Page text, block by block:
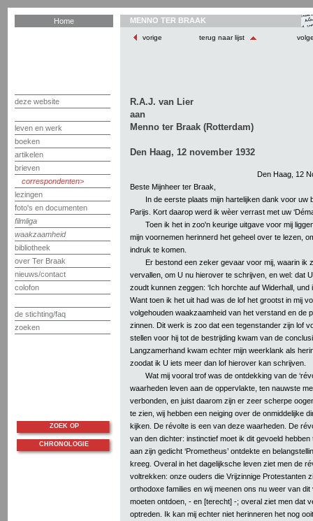
Home
deze website
leven en werk
boeken
artikelen
brieven
correspondenten
lezingen
foto's en documenten
filmliga
waakzaamheid
bibliotheek
over Ter Braak
nieuws/contact
colofon
de stichting/faq
zoeken
MENNO TER BRAAK
vorige terug naar lijst
R.A.J. van Lier
aan
Menno ter Braak (Rotterdam)
Den Haag, 12 november 1932
Den Haag, 12
Beste Mijnheer ter Braak,
In de eerste plaats mijn hartelijken dank voor uw
Parijs. Kort daarop werd ik wèer verrast met uw
Toen ik het in zoo'n keurige uitgave voor mij
mijn voornemen herinnerd het geheel over te lezen,
indruk te komen.
Er bestond een zeker gevaar voor mij, waarin ik
vervallen, om U nu hierover te schrijven, en wel: dat
zoudt kunnen zeggen: ‘Ich horchte auf Widerhall, und
Want toen ik het uit had was de lof het grootst in mij
volgehouden waakzaamheid van het verstand en de
zinnen. Dit werk is zoo dat een tegenstander zijn lof
stellen voor hij tot de bestrijding kwam van de
Langzamerhand kwam echter mijn weerklank als
zoodat ik U iets meer dan lof hierover kan schrijven.
Wat mij vooral trof was de ontdekking van de
waarheden leven aan de oppervlakte, ten nauwste
verbonden, en juist daarom zijn er zeer scherpe
te zien, wij hebben een neiging over de onmiddelijke
kijken. De révolte is een van deze waarheden. De
van den dichter: instinctief moet ik dit gevoeld hebben
aan zijn gedicht ‘Prometheus’ ontdekte en
kreeg. Overal in het dagelijksche leven ziet men de
voltrekken: onze ouders die Vrijzinnige Protestanten
orthodoxe families en wij meenen ons nu weer van dit
moeten ontdoen, - en [terecht] -; overal ziet men dat
optreden. Ik kan mij echter niet herinneren het nog
ZOEK OP
CHRONOLOGIE